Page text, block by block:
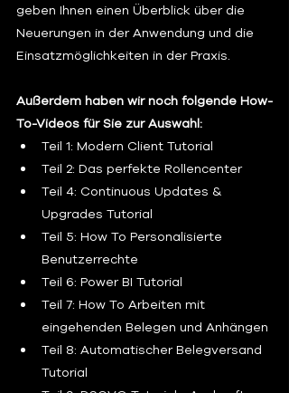
geben Ihnen einen Überblick über die
Neuerungen in der Anwendung und die
Einsatzmöglichkeiten in der Praxis.
Außerdem haben wir noch folgende How-
To-Videos für Sie zur Auswahl:
Teil 1: Modern Client Tutorial
Teil 2: Das perfekte Rollencenter
Teil 4: Continuous Updates &
Upgrades Tutorial
Teil 5: How To Personalisierte
Benutzerrechte
Teil 6: Power BI Tutorial
Teil 7: How To Arbeiten mit
eingehenden Belegen und Anhängen
Teil 8: Automatischer Belegversand
Tutorial